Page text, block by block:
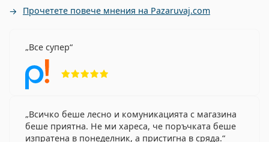
Прочетете повече мнения на Pazaruvaj.com
Все супер
Всичко беше лесно и комуникацията с магазина
беше приятна. Не ми хареса, че поръчката беше
изпратена в понеделник, а пристигна в сряда.